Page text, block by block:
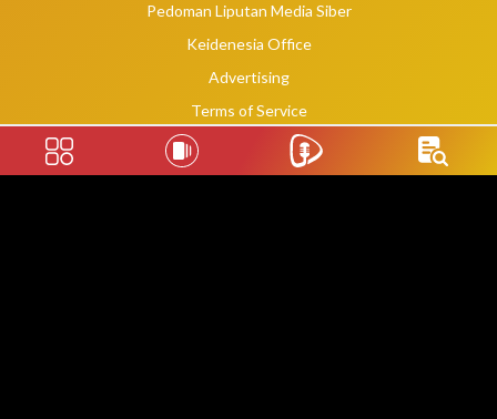
Pedoman Liputan Media Siber
Keidenesia Office
Advertising
Terms of Service
Privacy Policy
Social Links